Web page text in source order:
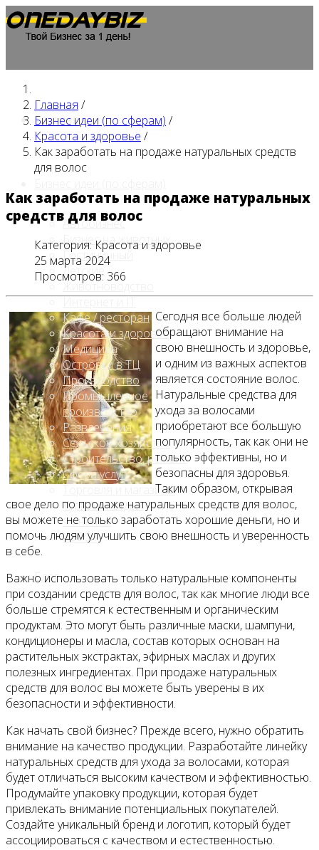
Главная
Автобизнес
Бизнес на животных
Гостиничный
Детские
Животноводство
Кафе / ресторан
Красота и здоровье
Медицина
Островки в ТЦ
Производство
Промышленное
производство
Развлечения
Сельское хозяйство
Строительство, ремонт
Сфера услуг
Торговля и магазины
Туризм и отдых
Финансы
Хобби
Блог
Контакты
Главная /
Бизнес идеи (по сферам) /
Красота и здоровье /
Как заработать на продаже натуральных средств
для волос
Как заработать на продаже натуральных
средств для волос
Категория: Красота и здоровье
25 марта 2024
Просмотров: 366
Сегодня все больше людей
обращают внимание на
свою внешность и здоровье,
и одним из важных аспектов
является состояние волос.
Натуральные средства для
ухода за волосами
приобретают все большую
популярность, так как они не
только эффективны, но и
безопасны для здоровья.
Таким образом, открывая
свое дело по продаже натуральных средств для волос,
вы можете не только заработать хорошие деньги, но и
помочь людям улучшить свою внешность и уверенность
в себе.
Важно использовать только натуральные компоненты
при создании средств для волос, так как многие люди все
больше стремятся к естественным и органическим
продуктам. Это могут быть различные маски, шампуни,
кондиционеры и масла, состав которых основан на
растительных экстрактах, эфирных маслах и других
полезных ингредиентах. При продаже натуральных
средств для волос вы можете быть уверены в их
безопасности и эффективности.
Как начать свой бизнес? Прежде всего, нужно обратить
внимание на качество продукции. Разработайте линейку
натуральных средств для ухода за волосами, которая
будет отличаться высоким качеством и эффективностью.
Продумайте упаковку продукции, которая будет
привлекать внимание потенциальных покупателей.
Создайте уникальный бренд и логотип, который будет
ассоциироваться с качеством и естественностью.